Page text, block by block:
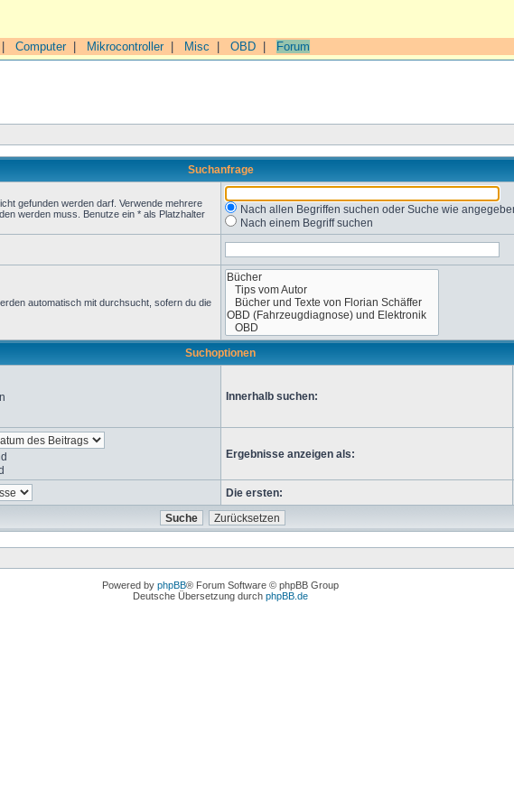
Computer| Mikrocontroller| Misc OBD Forum
Suchanfrage
gefunden werden darf. Verwende mehrere
werden muss. Benutze ein * als Platzhalter
Nach allen Begriffen suchen oder Suche wie
Nach einem Begriff suchen
automatisch mit durchsucht, sofern du die
Suchoptionen
Innerhalb suchen:
Ergebnisse anzeigen als:
Die ersten:
Powered by phpBB® Forum Software © phpBB Group
Deutsche Übersetzung durch phpBB.de